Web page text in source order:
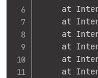
at
at
at
at
at
at